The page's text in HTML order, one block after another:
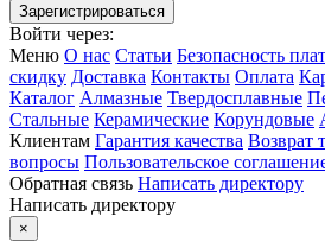
Войти через:
Меню О нас Статьи Безопасность
скидку Доставка Контакты Оплата
Каталог Алмазные Твердосплавные
Стальные Керамические Корундовые
Клиентам Гарантия качества Возврат
вопросы Пользовательское
Обратная связь Написать директору
Написать директору
×